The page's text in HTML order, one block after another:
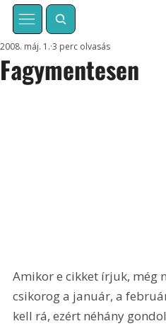
Fagymentesen
2008. máj. 1. 3 perc olvasás
Amikor e cikket írjuk, még
csikorog a január, a
kell rá, ezért néhány